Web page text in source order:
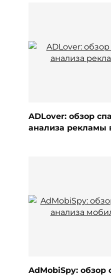
ADLover: обзор
анализа рекламы
AdMobiSpy: обзор